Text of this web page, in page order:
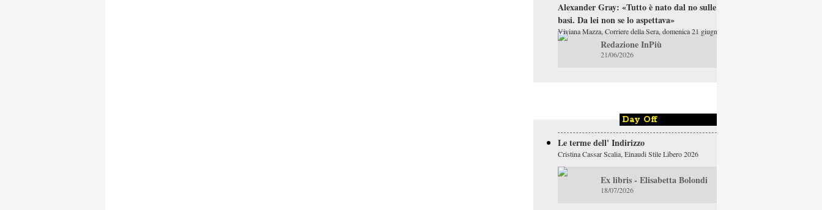
Alexander Gray: «Tutto è nato dal no sulle
basi. Da lei non se lo aspettava»
Viviana Mazza, Corriere della Sera, domenica 21 giugno
Redazione InPiù
21/06/2026
Day Off
Le terme dell' Indirizzo
Cristina Cassar Scalia, Einaudi Stile Libero 2026
Ex libris - Elisabetta Bolondi
18/07/2026